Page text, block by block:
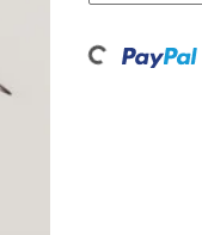
Loading...